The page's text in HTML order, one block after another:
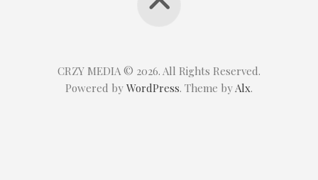
CRZY MEDIA © 2026. All Rights Reserved.
Powered by WordPress. Theme by Alx.